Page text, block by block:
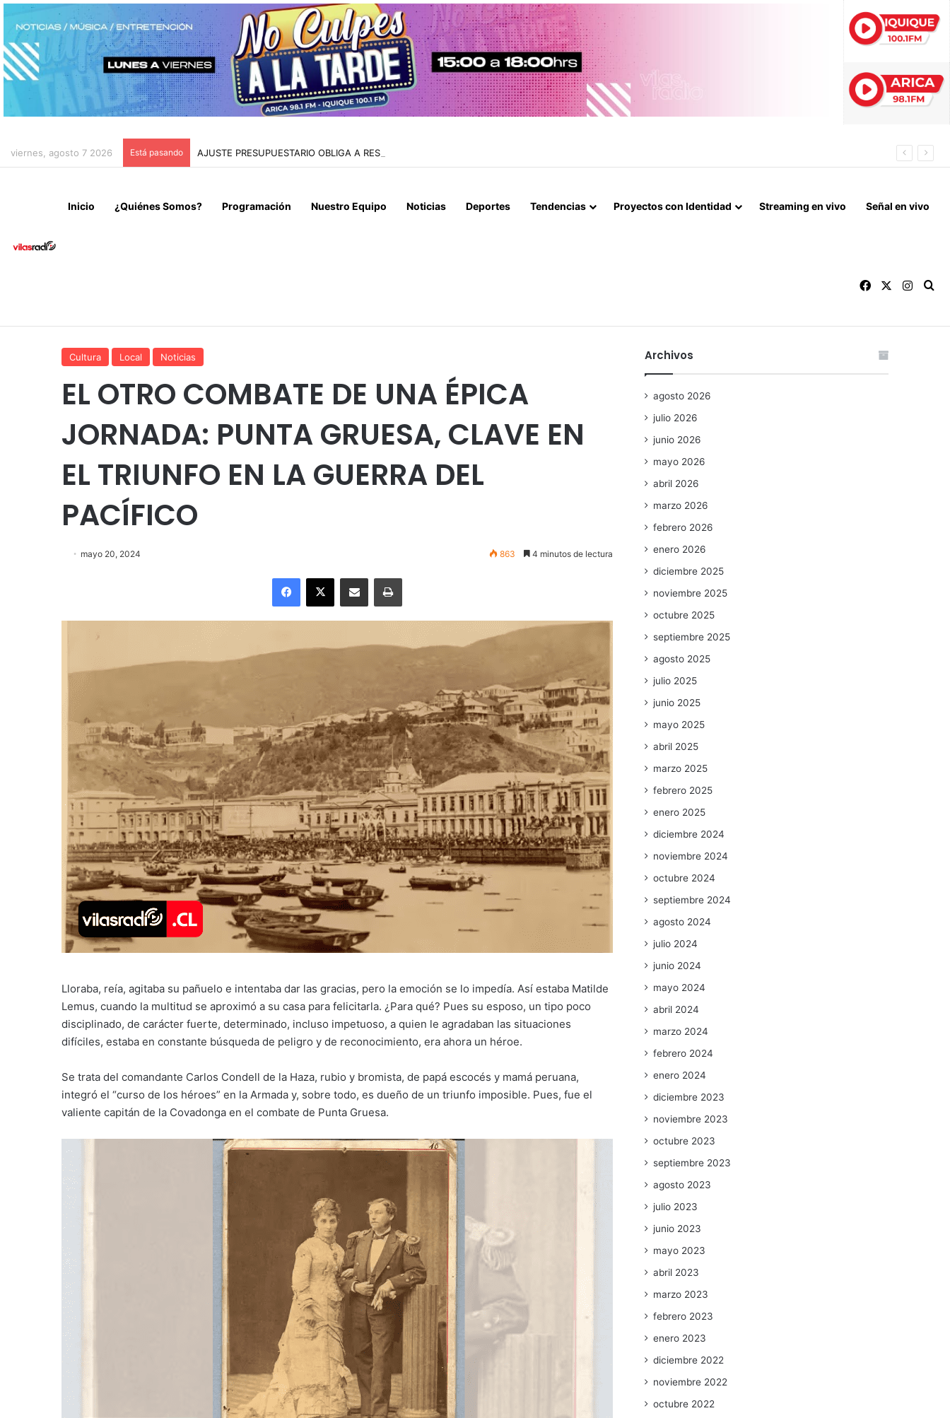
viernes, agosto 7 2026 Está pasando AJUSTE PRESUPUESTARIO OBLIGA A RESTRINGIR LA ATENCIÓN EN CONSULTORIOS MUNICIPALES DE ARICA
Inicio ¿Quiénes Somos? Programación Nuestro Equipo Noticias Deportes Tendencias Proyectos con Identidad Streaming en vivo Señal en vivo
Facebook
Cultura Local Noticias
EL OTRO COMBATE DE UNA ÉPICA
JORNADA: PUNTA GRUESA, CLAVE EN
EL TRIUNFO EN LA GUERRA DEL
PACÍFICO
mayo 20, 2024 863 4 minutos de lectura
Facebook
X Enviar vía email Imprimir
Lloraba, reía, agitaba su pañuelo e intentaba dar las gracias, pero la emoción se lo impedía. Así estaba Matilde
Lemus, cuando la multitud se aproximó a su casa para felicitarla. ¿Para qué? Pues su esposo, un tipo poco
disciplinado, de carácter fuerte, determinado, incluso impetuoso, a quien le agradaban las situaciones
difíciles, estaba en constante búsqueda de peligro y de reconocimiento, era ahora un héroe.
Se trata del comandante Carlos Condell de la Haza, rubio y bromista, de papá escocés y mamá peruana,
integró el “curso de los héroes” en la Armada y, sobre todo, es dueño de un triunfo imposible. Pues, fue el
valiente capitán de la Covadonga en el combate de Punta Gruesa.
Archivos
agosto 2026
julio 2026
junio 2026
mayo 2026
abril 2026
marzo 2026
febrero 2026
enero 2026
diciembre 2025
noviembre 2025
octubre 2025
septiembre 2025
agosto 2025
julio 2025
junio 2025
mayo 2025
abril 2025
marzo 2025
febrero 2025
enero 2025
diciembre 2024
noviembre 2024
octubre 2024
septiembre 2024
agosto 2024
julio 2024
junio 2024
mayo 2024
abril 2024
marzo 2024
febrero 2024
enero 2024
diciembre 2023
noviembre 2023
octubre 2023
septiembre 2023
agosto 2023
julio 2023
junio 2023
mayo 2023
abril 2023
marzo 2023
febrero 2023
enero 2023
diciembre 2022
noviembre 2022
octubre 2022